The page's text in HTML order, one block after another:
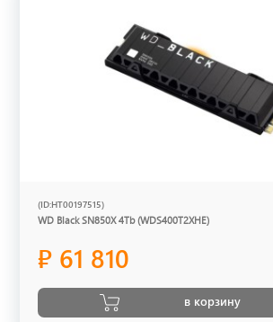
(ID:HT00197515)
WD Black SN850X 4Tb (WDS400T2XHE)
₽ 61 810
в корзину